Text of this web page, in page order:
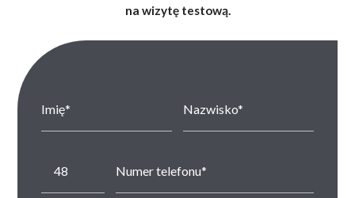
na wizytę testową.